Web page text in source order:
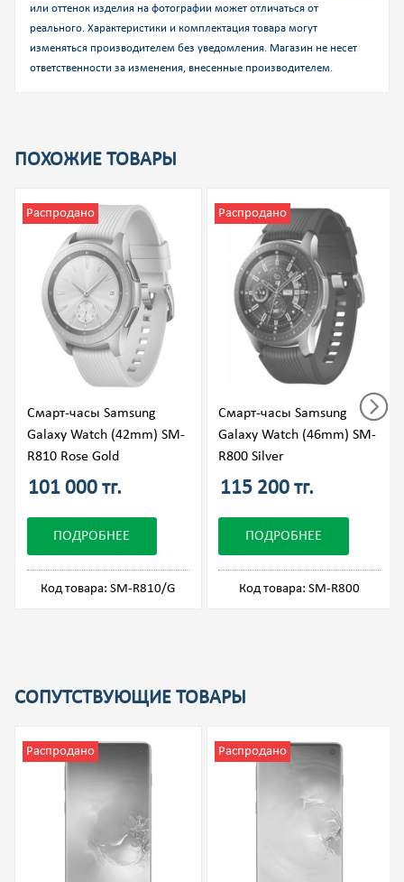
или оттенок изделия на фотографии может отличаться от
реального. Характеристики и комплектация товара могут
изменяться производителем без уведомления. Магазин не несет
ответственности за изменения, внесенные производителем.
ПОХОЖИЕ ТОВАРЫ
Смарт-часы Samsung
Galaxy Watch (42mm) SM-
R810 Rose Gold
Распродано
101 000 тг.
ПОДРОБНЕЕ
Код товара: SM-R810/G
Смарт-часы Samsung
Galaxy Watch (46mm) SM-
R800 Silver
Распродано
115 200 тг.
ПОДРОБНЕЕ
Код товара: SM-R800
СОПУТСТВУЮЩИЕ ТОВАРЫ
Распродано Распродано